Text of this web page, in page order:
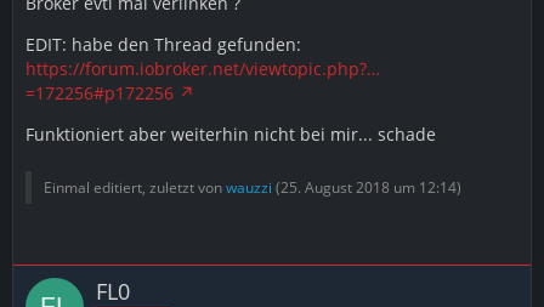
EDIT: habe den Thread gefunden:
https://forum.iobroker.net/viewtopic.php?…
=172256#p172256
Funktioniert aber weiterhin nicht bei mir... schade
Einmal editiert, zuletzt vonwauzzi (25. August 2018 um 12:14)
FL0